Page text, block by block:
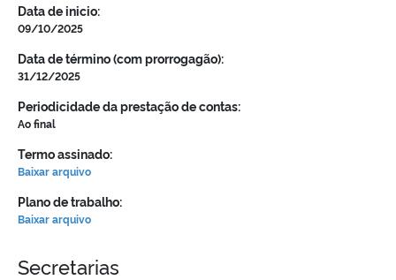
Data de inicio:
09/10/2025
Data de término (com prorrogagão):
31/12/2025
Periodicidade da prestação de contas:
Ao final
Termo assinado:
Baixar arquivo
Plano de trabalho:
Baixar arquivo
Secretarias